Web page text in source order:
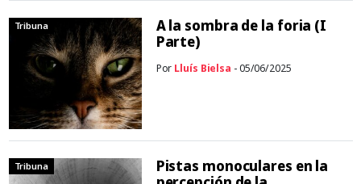
Tribuna
A la sombra de la foria (I
Parte)
Por Lluís Bielsa - 05/06/2025
Tribuna
Pistas monoculares en la